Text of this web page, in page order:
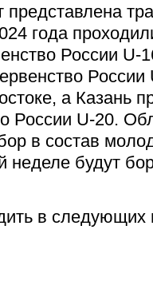
года
России U-
России
а Казань
России U-20.
в состав
неделе будут
в следующих